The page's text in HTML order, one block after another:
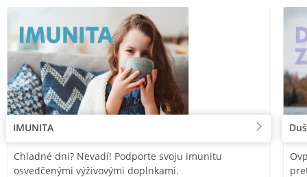
IMUNITA
Chladné dni? Nevadí! Podporte svoju imunitu
osvedčenými výživovými doplnkami.